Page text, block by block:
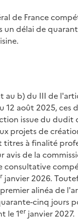
de France
un délai de
au b) du III de
12 août 2025, ces
issue du dudit
projets de
titres à finalité
avis de la
consultative
janvier 2026.
alinéa de
cinq jours
le 1er janvier 2027.